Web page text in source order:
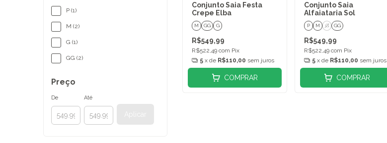
P (1)
M (2)
G (1)
GG (2)
Preço
De Até
Aplicar
Conjunto Saia Festa
Crepe Elba
M GG G
R$549,99
R$522,49 com Pix
5 x de R$110,00 sem juros
COMPRAR
Conjunto Saia
Alfaiataria Sol
P M G GG
R$549,99
R$522,49com Pix
5 x de R$110,00 sem juros
COMPRAR